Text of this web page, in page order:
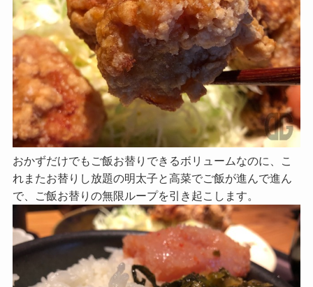
おかずだけでもご飯お替りできるボリュームなのに、こ
れまたお替りし放題の明太子と高菜でご飯が進んで進ん
で、ご飯お替りの無限ループを引き起こします。